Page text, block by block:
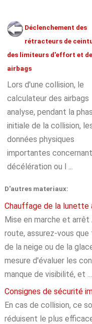
Déclenchement des
rétracteurs de
des limiteurs d'effort et
airbags
Lors d'une collision, le
calculateur des airbags
analyse, pendant la
initiale de la collision,
données physiques
importantes
décélération ou l ...
D'autres materiaux:
Chauffage de la lunette
Mise en marche et
route, assurez-vous
de la neige ou de la
mesure d'évaluer les
manque de visibilité, et ...
Consignes de sécurité
En cas de collision, ce
réduisent le plus